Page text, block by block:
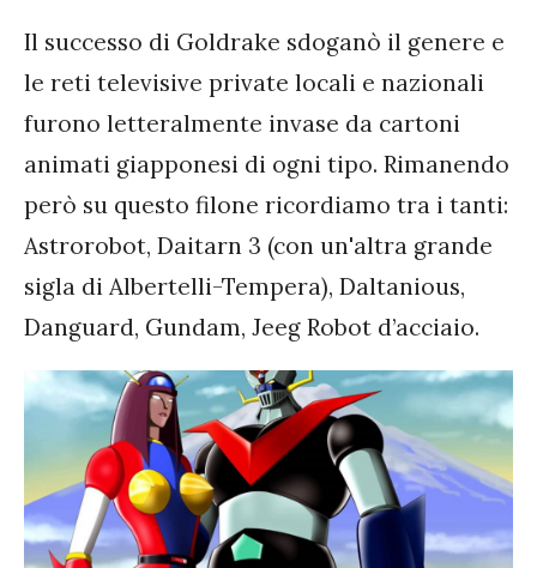
Il successo di Goldrake sdoganò il genere e
le reti televisive private locali e nazionali
furono letteralmente invase da cartoni
animati giapponesi di ogni tipo. Rimanendo
però su questo filone ricordiamo tra i tanti:
Astrorobot, Daitarn 3 (con un'altra grande
sigla di Albertelli-Tempera), Daltanious,
Danguard, Gundam, Jeeg Robot d’acciaio.